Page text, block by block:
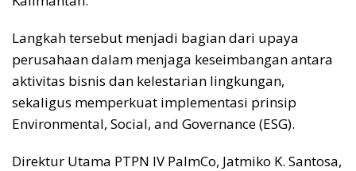
Langkah tersebut menjadi bagian dari upaya
perusahaan dalam menjaga keseimbangan antara
aktivitas bisnis dan kelestarian lingkungan,
sekaligus memperkuat implementasi prinsip
Environmental, Social, and Governance (ESG).
Direktur Utama PTPN IV PalmCo, Jatmiko K. Santosa,